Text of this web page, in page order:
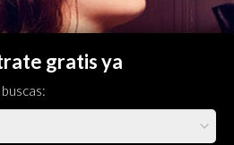
gratis ya